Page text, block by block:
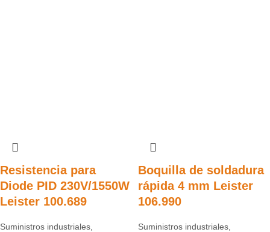
Resistencia para
Diode PID 230V/1550W
Leister 100.689
Suministros industriales
Boquilla de soldadura
rápida 4 mm Leister
106.990
Suministros industriales